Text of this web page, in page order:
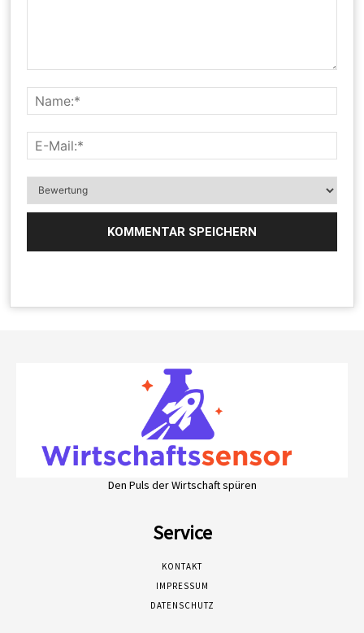
Den Puls der Wirtschaft spüren
Service
KONTAKT
IMPRESSUM
DATENSCHUTZ